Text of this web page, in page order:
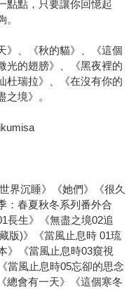
點點，只要讓你回憶起
》、《秋的貓》、《這個
光的翅膀》、《黑夜裡的
杜瑞拉》、《在沒有你的
境》。
界沉睡》《她們》《很久
：春夏秋冬系列番外合
長生》《無盡之境02追
版)》《當風止息時 01琉
》《當風止息時03窺視
當風止息時05忘卻的思念
總會有一天》《這個寒冬